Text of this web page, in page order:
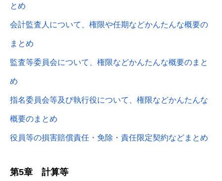
とめ
会計監査人について、権限や任期などかんたんな概要の
まとめ
監査等委員会について、権限などかんたんな概要のまと
め
指名委員会等及び執行役について、権限などかんたんな
概要のまとめ
役員等の損害賠償責任・免除・責任限定契約などまとめ
第5章 計算等